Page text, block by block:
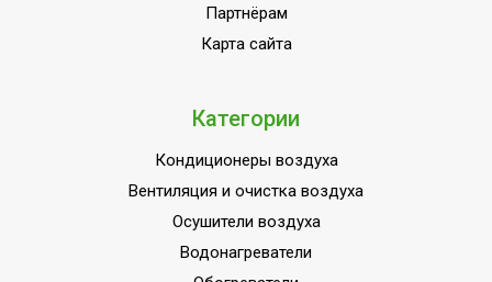
Партнёрам
Карта сайта
Категории
Кондиционеры воздуха
Вентиляция и очистка воздуха
Осушители воздуха
Водонагреватели